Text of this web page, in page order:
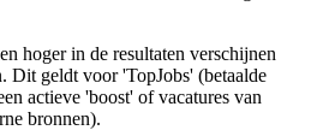
hoger in de resultaten verschijnen
Dit geldt voor 'TopJobs' (betaalde
actieve 'boost' of vacatures van
bronnen).